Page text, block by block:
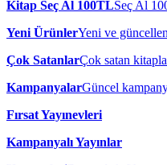
Kitap Seç Al 100TLSeç Al
Yeni ÜrünlerYeni ve
Çok SatanlarÇok satan
KampanyalarGüncel
Fırsat Yayınevleri
Kampanyalı Yayınlar